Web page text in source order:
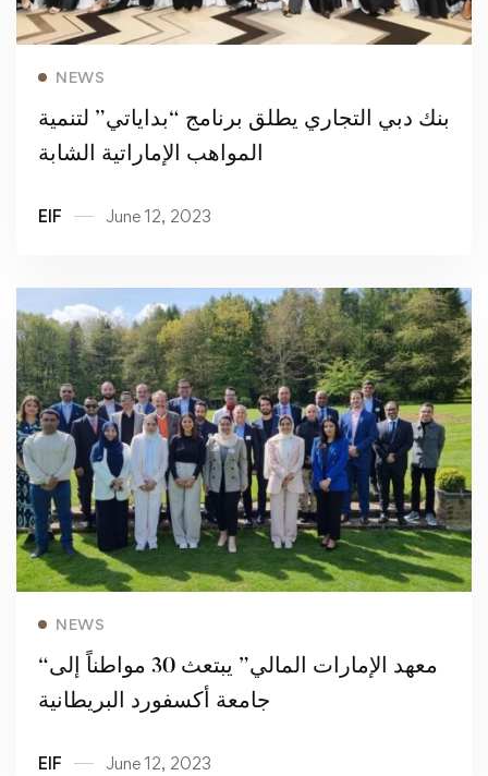
NEWS
بنك دبي التجاري يطلق برنامج “بداياتي” لتنمية
المواهب الإماراتية الشابة
EIF June 12, 2023
NEWS
“معهد الإمارات المالي” يبتعث 30 مواطناً إلى
جامعة أكسفورد البريطانية
EIF June 12, 2023